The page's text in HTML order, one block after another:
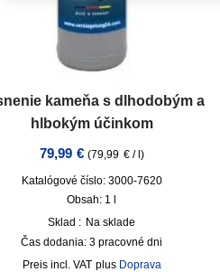
kameňa s dlhodobým a
hlbokým účinkom
79,99 € (79,99 €/ )
Katalógové číslo: 3000-7620
Obsah: 1l
Sklad : Na sklade
Čas dodania:3 pracovné dni
incl. VAT plus Doprava